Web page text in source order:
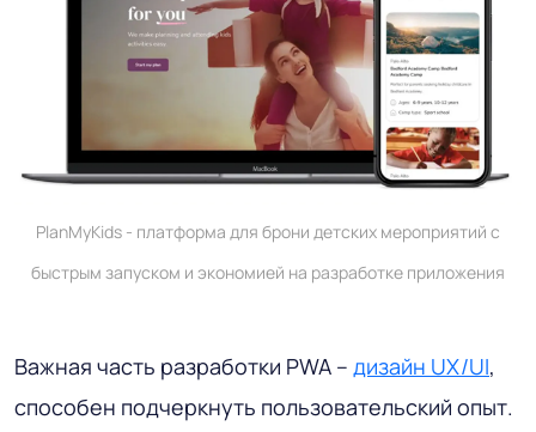
PlanMyKids - платформа для брони детских мероприятий с
быстрым запуском и экономией на разработке приложения
Важная часть разработки PWA – дизайн UX/UI,
способен подчеркнуть пользовательский опыт.